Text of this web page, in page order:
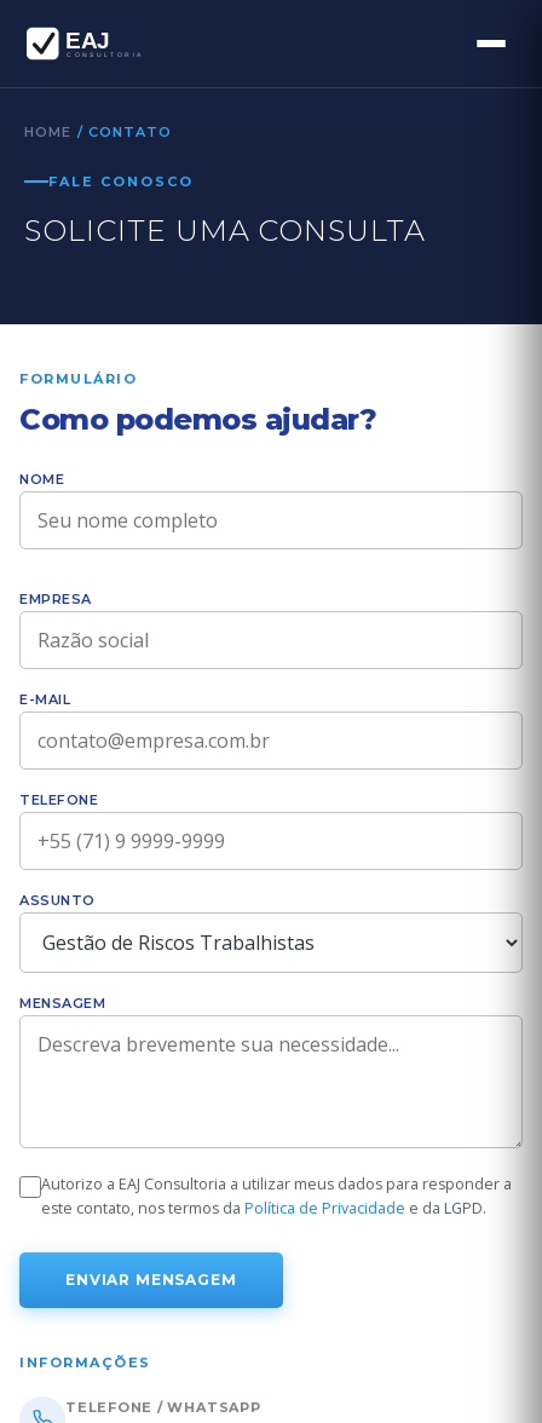
HOME / CONTATO
FALE CONOSCO
SOLICITE UMA CONSULTA
FORMULÁRIO
Como podemos ajudar?
NOME
EMPRESA
E-MAIL
TELEFONE
ASSUNTO
MENSAGEM
Autorizo a EAJ Consultoria a utilizar meus dados para responder a
este contato, nos termos da Política de Privacidade e da LGPD.
ENVIAR MENSAGEM
INFORMAÇÕES
TELEFONE / WHATSAPP